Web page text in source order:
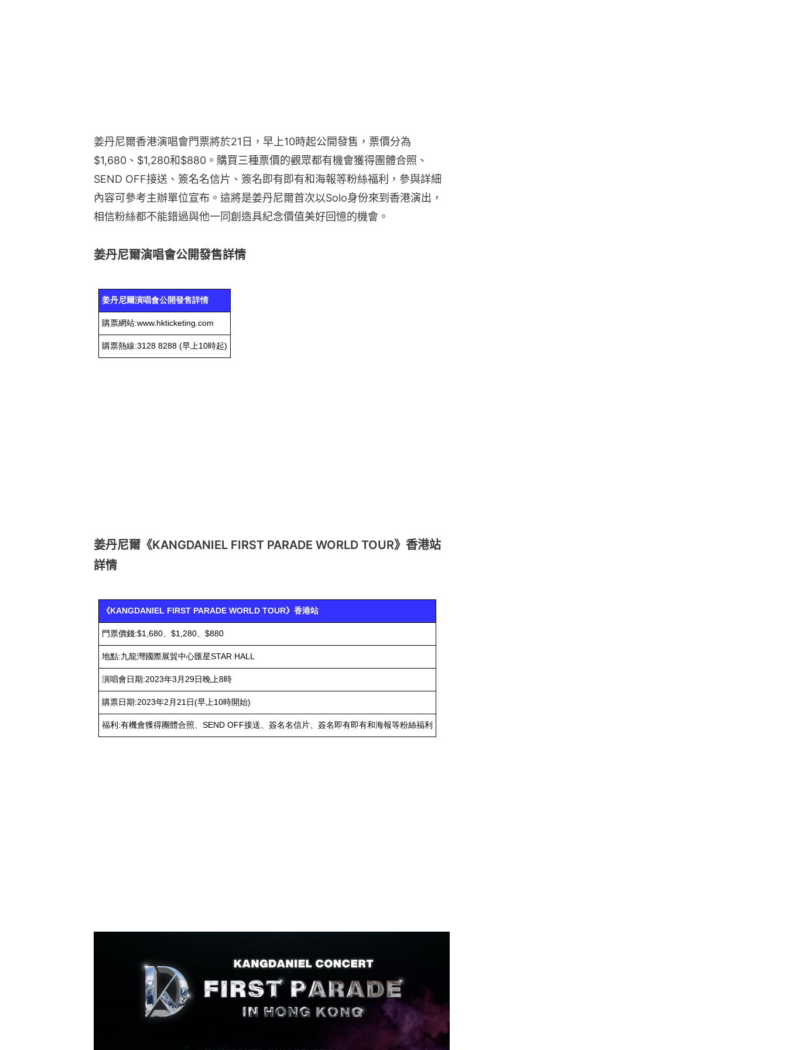
姜丹尼爾香港演唱會門票將於21日，早上10時起公開發售，票價分為
$1,680、$1,280和$880。購買三種票價的觀眾都有機會獲得團體合照、
SEND OFF接送、簽名名信片、簽名即有即有和海報等粉絲福利，參與詳細
內容可參考主辦單位宣布。這將是姜丹尼爾首次以Solo身份來到香港演出，
相信粉絲都不能錯過與他一同創造具紀念價值美好回憶的機會。
姜丹尼爾演唱會公開發售詳情